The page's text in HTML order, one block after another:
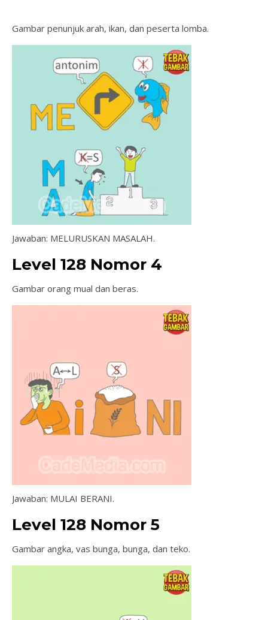
Gambar penunjuk arah, ikan, dan peserta lomba.
Jawaban: MELURUSKAN MASALAH.
Level 128 Nomor 4
Gambar orang mual dan beras.
Jawaban: MULAI BERANI.
Level 128 Nomor 5
Gambar angka, vas bunga, bunga, dan teko.